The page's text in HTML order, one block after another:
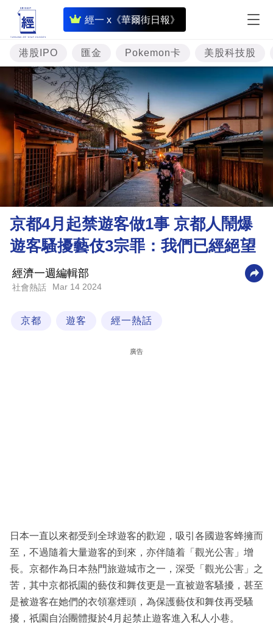
經一 x《華爾街日報》
即
時
財
經
專
題
投
資
樓
市
理
財
商
業
科
區
港股IPO 匯金 Pokemon卡 美股科技股
京都4月起禁遊客做1事 京都人鬧爆
遊客騷擾藝伎3宗罪：我們已經絕望
經濟一週編輯部
社會熱話 Mar 14 2024
京都 遊客 經一熱話
廣告
日本一直以來都受到全球遊客的歡迎，吸引各國遊客蜂擁而
至，不過隨着大量遊客的到來，亦伴隨着「觀光公害」增
長。京都作為日本熱門旅遊城市之一，深受「觀光公害」之
苦，其中京都祇園的藝伎和舞伎更是一直被遊客騷擾，甚至
是被遊客在她們的衣領塞煙頭，為保護藝伎和舞伎再受騷
擾，祇園自治團體擬於4月起禁止遊客進入私人小巷。